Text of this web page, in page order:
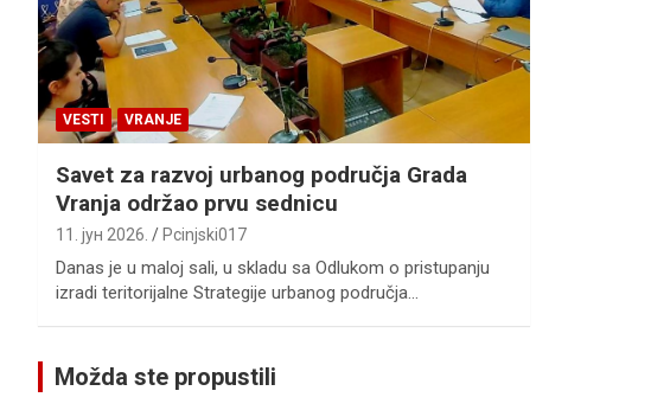
VESTI VRANJE
Savet za razvoj urbanog područja Grada
Vranja održao prvu sednicu
11. јун 2026. Pcinjski017
Danas je u maloj sali, u skladu sa Odlukom o pristupanju
izradi teritorijalne Strategije urbanog područja…
Možda ste propustili